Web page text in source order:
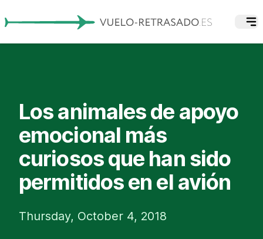
Los animales de apoyo
emocional más
curiosos que han sido
permitidos en el avión
Thursday, October 4, 2018